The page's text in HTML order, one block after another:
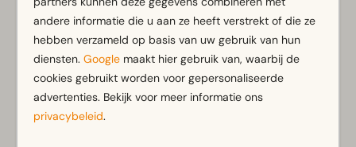
Met verdieping
Parkeergelegenheid nabij vakantieverblijf
Badkamer
Badkamer(s) boven: 2
Badkamer(s) beneden: 1
Toon meer ↓
andere informatie die u aan ze heeft verstrekt of die ze
hebben verzameld op basis van uw gebruik van hun
diensten.Google maakt hier gebruik van, waarbij de
cookies gebruikt worden voor gepersonaliseerde
advertenties. Bekijk voor meer informatie ons
privacybeleid.